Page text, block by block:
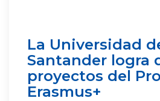
La Universidad
Santander logra
proyectos del
Erasmus+